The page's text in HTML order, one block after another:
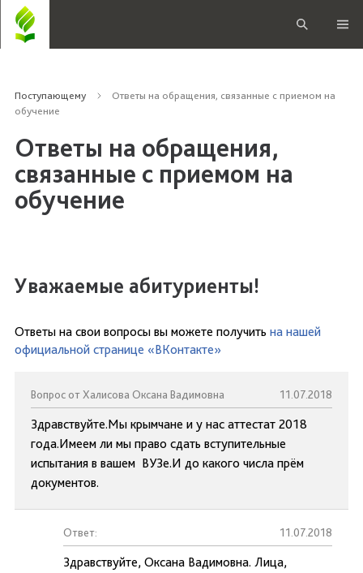
Поступающему
Ответы на обращения, связанные с приемом на
обучение
Ответы на обращения,
связанные с приемом на
обучение
Уважаемые абитуриенты!
Ответы на свои вопросы вы можете получить на нашей
официальной странице «ВКонтакте»
Вопрос от Халисова Оксана Вадимовна 11.07.2018
Здравствуйте.Мы крымчане и у нас аттестат 2018
года.Имеем ли мы право сдать вступительные
испытания в вашем ВУЗе.И до какого числа прём
документов.
Ответ: 11.07.2018
Здравствуйте, Оксана Вадимовна. Лица,